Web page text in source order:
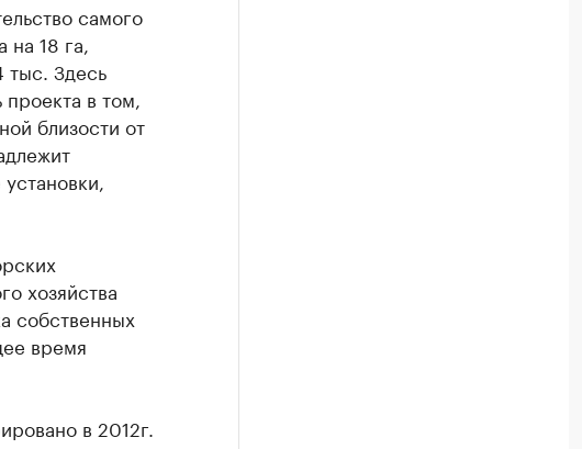
самого
18 га,
тыс. Здесь
в том,
близости от
хозяйства
собственных
время
в 2012г.